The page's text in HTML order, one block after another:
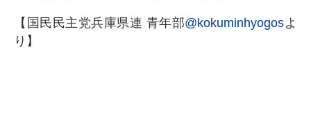
【国民民主党兵庫県連 青年部@kokuminhyogosよ
り】